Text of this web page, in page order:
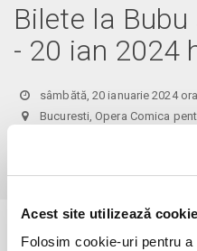
Acest site utilizează
Folosim cookie-uri pentru
Bilete la
- 20 ian 2024
sâmbătă, 20 ianuarie 2024
Bucuresti, Opera Comica